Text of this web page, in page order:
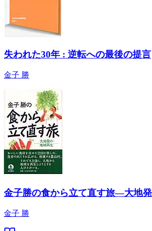
失われた30年 : 逆転への最後の提言
金子 勝
金子勝の食から立て直す旅―大地
金子 勝